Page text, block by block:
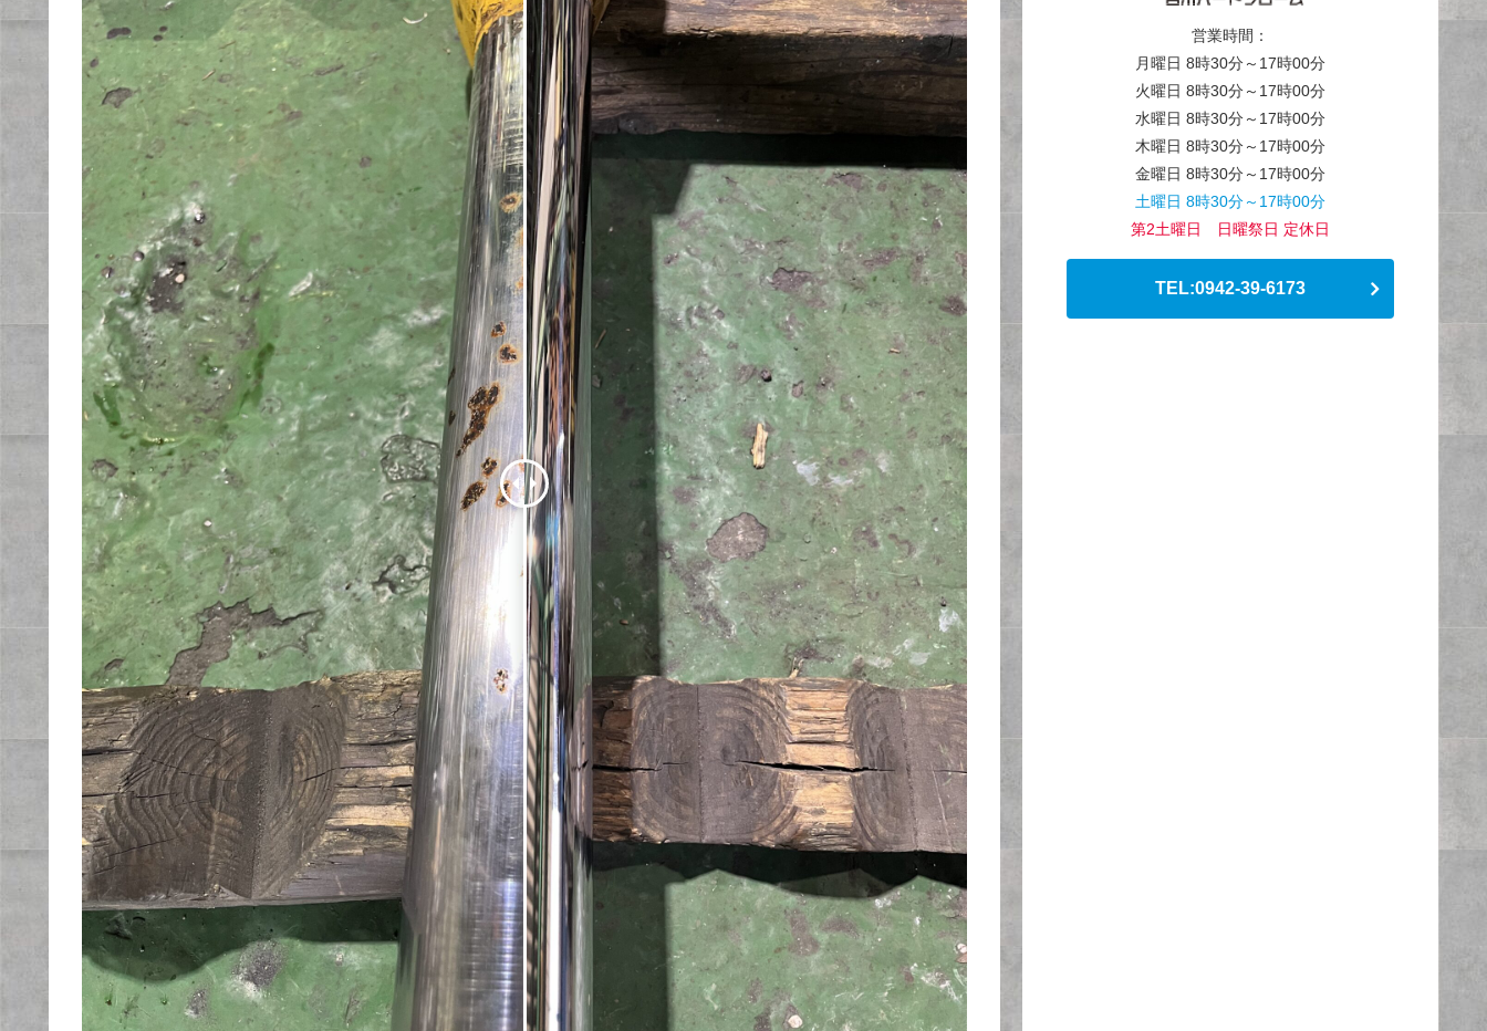
営業時間：
月曜日 8時30分～17時00分
火曜日 8時30分～17時00分
水曜日 8時30分～17時00分
木曜日 8時30分～17時00分
金曜日 8時30分～17時00分
土曜日 8時30分～17時00分
第2土曜日 日曜祭日 定休日
TEL:0942-39-6173